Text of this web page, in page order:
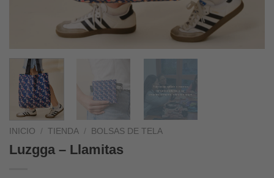
INICIO / TIENDA / BOLSAS DE TELA
Luzgga – Llamitas